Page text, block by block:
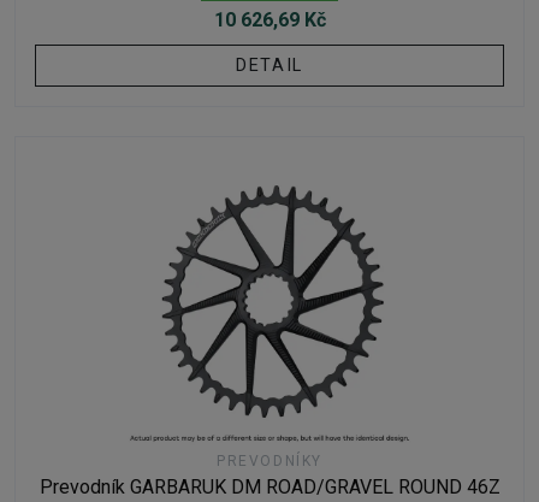
10 626,69 Kč
DETAIL
PREVODNÍKY
Prevodník GARBARUK DM ROAD/GRAVEL ROUND 46Z